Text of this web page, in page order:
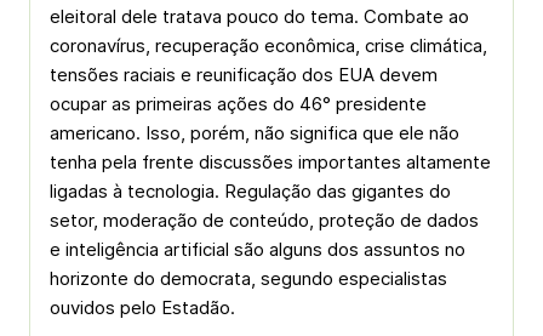
eleitoral dele tratava pouco do tema. Combate ao
coronavírus, recuperação econômica, crise climática,
tensões raciais e reunificação dos EUA devem
ocupar as primeiras ações do 46° presidente
americano. Isso, porém, não significa que ele não
tenha pela frente discussões importantes altamente
ligadas à tecnologia. Regulação das gigantes do
setor, moderação de conteúdo, proteção de dados
e inteligência artificial são alguns dos assuntos no
horizonte do democrata, segundo especialistas
ouvidos pelo Estadão.